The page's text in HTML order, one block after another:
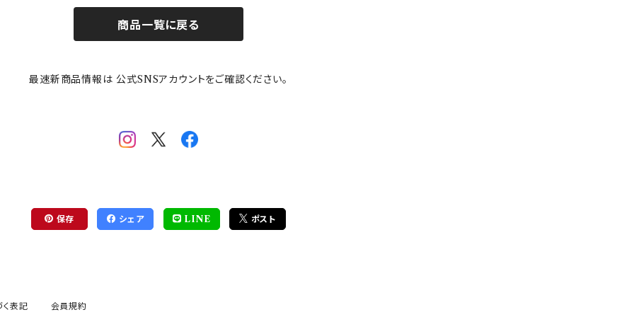
商品一覧に戻る
最速新商品情報は 公式SNSアカウントをご確認ください。
保存 シェア LINE ポスト
表記 会員規約